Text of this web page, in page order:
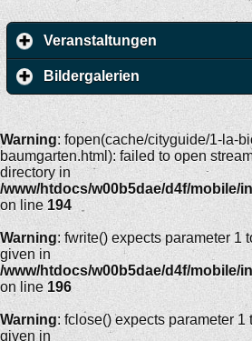
Veranstaltungen
Bildergalerien
Warning: fopen(cache/cityguide/1-la-
baumgarten.html): failed to open
directory in
/www/htdocs/w00b5dae/d4f/mobile/
on line 194
Warning: fwrite() expects parameter 1
given in
/www/htdocs/w00b5dae/d4f/mobile/
on line 196
Warning: fclose() expects parameter
given in